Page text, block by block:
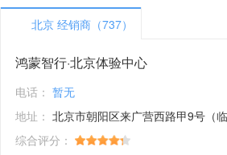
北京 经销商（737）
鸿蒙智行·北京体验中心
电话： 暂无
地址： 北京市朝阳区来广营西路甲9号（临
综合评分：